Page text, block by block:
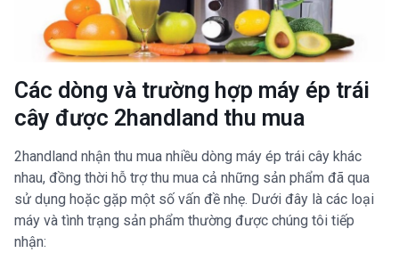
Các dòng và trường hợp máy ép trái
cây được 2handland thu mua
2handland nhận thu mua nhiều dòng máy ép trái cây khác
nhau, đồng thời hỗ trợ thu mua cả những sản phẩm đã qua
sử dụng hoặc gặp một số vấn đề nhẹ. Dưới đây là các loại
máy và tình trạng sản phẩm thường được chúng tôi tiếp
nhận: